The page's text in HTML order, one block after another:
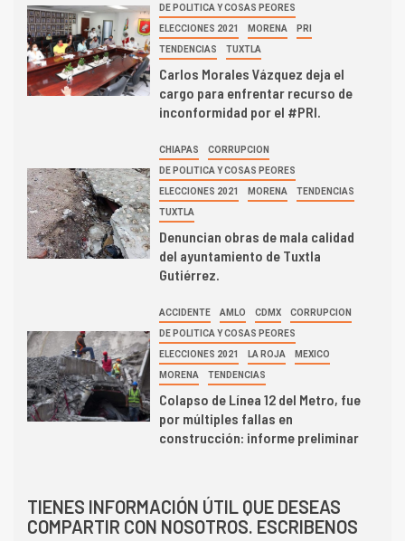
DE POLITICA Y COSAS PEORES
ELECCIONES 2021 MORENA PRI
TENDENCIAS TUXTLA
Carlos Morales Vázquez deja el
cargo para enfrentar recurso de
inconformidad por el #PRI.
CHIAPAS CORRUPCION
DE POLITICA Y COSAS PEORES
ELECCIONES 2021 MORENA TENDENCIAS
TUXTLA
Denuncian obras de mala calidad
del ayuntamiento de Tuxtla
Gutiérrez.
ACCIDENTE AMLO CDMX CORRUPCION
DE POLITICA Y COSAS PEORES
ELECCIONES 2021 LA ROJA MEXICO
MORENA TENDENCIAS
Colapso de Línea 12 del Metro, fue
por múltiples fallas en
construcción: informe preliminar
TIENES INFORMACIÓN ÚTIL QUE DESEAS
COMPARTIR CON NOSOTROS. ESCRIBENOS